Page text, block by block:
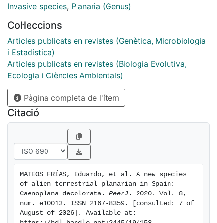
apparatus is described, confirming the generic
members of the genus. It is probable that the species
originates from Australia.
Invasive species, Planaria (Genus)
Col·leccions
Articles publicats en revistes (Genètica, Microbiologia
i Estadística)
Articles publicats en revistes (Biologia Evolutiva,
Ecologia i Ciències Ambientals)
Pàgina completa de l'ítem
Citació
MATEOS FRÍAS, Eduardo, et al. A new species
of alien terrestrial planarian in Spain:
Caenoplana decolorata. PeerJ . 2020. Vol. 8,
num. e10013. ISSN 2167-8359. [consulted: 7 of
August of 2026]. Available at: